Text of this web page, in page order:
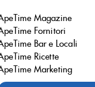
Magazine
Fornitori
Bar e Locali
Ricette
Marketing